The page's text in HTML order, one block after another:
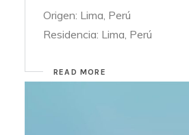
Origen: Lima, Perú
Residencia: Lima, Perú
READ MORE